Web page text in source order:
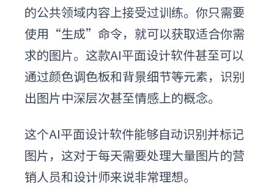
的公共领域内容上接受过训练。你只需要
使用“生成”命令，就可以获取适合你需
求的图片。这款AI平面设计软件甚至可以
通过颜色调色板和背景细节等元素，识别
出图片中深层次甚至情感上的概念。
这个AI平面设计软件能够自动识别并标记
图片，这对于每天需要处理大量图片的营
销人员和设计师来说非常理想。